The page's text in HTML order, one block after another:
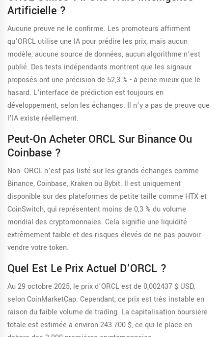
Artificielle ?
Aucune preuve ne le confirme. Les promoteurs affirment
qu’ORCL utilise une IA pour prédire les prix, mais aucun
modèle, aucune source de données, aucun algorithme n’est
publié. Des tests indépendants montrent que les signaux
proposés ont une précision de 52,3 % - à peine mieux que le
hasard. L’interface de prédiction est toujours en
développement, selon les échanges. Il n’y a pas de preuve que
l’IA existe réellement.
Peut-On Acheter ORCL Sur Binance Ou
Coinbase ?
Non. ORCL n’est pas listé sur les grands échanges comme
Binance, Coinbase, Kraken ou Bybit. Il est uniquement
disponible sur des plateformes de petite taille comme HTX et
CoinSwitch, qui représentent moins de 0,3 % du volume
mondial des cryptomonnaies. Cela signifie une liquidité
extrêmement faible et des risques élevés de ne pas pouvoir
vendre votre token.
Quel Est Le Prix Actuel D’ORCL ?
Au 29 octobre 2025, le prix d’ORCL est de 0,002437 $ USD,
selon CoinMarketCap. Cependant, ce prix est très instable en
raison du faible volume de trading. La capitalisation boursière
totale est estimée à environ 243 700 $, ce qui le place en